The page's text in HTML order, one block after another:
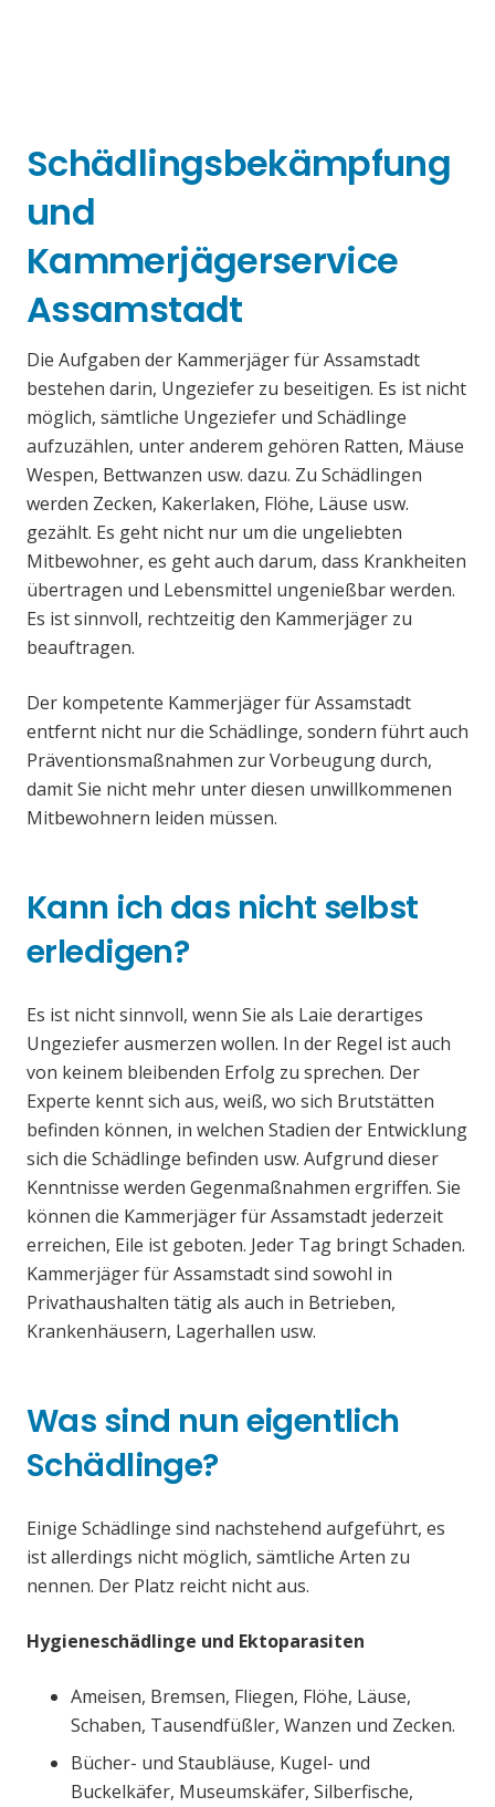
Schädlingsbekämpfung
und
Kammerjägerservice
Assamstadt
Die Aufgaben der Kammerjäger für Assamstadt
bestehen darin, Ungeziefer zu beseitigen. Es ist nicht
möglich, sämtliche Ungeziefer und Schädlinge
aufzuzählen, unter anderem gehören Ratten, Mäuse
Wespen, Bettwanzen usw. dazu. Zu Schädlingen
werden Zecken, Kakerlaken, Flöhe, Läuse usw.
gezählt. Es geht nicht nur um die ungeliebten
Mitbewohner, es geht auch darum, dass Krankheiten
übertragen und Lebensmittel ungenießbar werden.
Es ist sinnvoll, rechtzeitig den Kammerjäger zu
beauftragen.
Der kompetente Kammerjäger für Assamstadt
entfernt nicht nur die Schädlinge, sondern führt auch
Präventionsmaßnahmen zur Vorbeugung durch,
damit Sie nicht mehr unter diesen unwillkommenen
Mitbewohnern leiden müssen.
Kann ich das nicht selbst
erledigen?
Es ist nicht sinnvoll, wenn Sie als Laie derartiges
Ungeziefer ausmerzen wollen. In der Regel ist auch
von keinem bleibenden Erfolg zu sprechen. Der
Experte kennt sich aus, weiß, wo sich Brutstätten
befinden können, in welchen Stadien der Entwicklung
sich die Schädlinge befinden usw. Aufgrund dieser
Kenntnisse werden Gegenmaßnahmen ergriffen. Sie
können die Kammerjäger für Assamstadt jederzeit
erreichen, Eile ist geboten. Jeder Tag bringt Schaden.
Kammerjäger für Assamstadt sind sowohl in
Privathaushalten tätig als auch in Betrieben,
Krankenhäusern, Lagerhallen usw.
Was sind nun eigentlich
Schädlinge?
Einige Schädlinge sind nachstehend aufgeführt, es
ist allerdings nicht möglich, sämtliche Arten zu
nennen. Der Platz reicht nicht aus.
Hygieneschädlinge und Ektoparasiten
Ameisen, Bremsen, Fliegen, Flöhe, Läuse,
Schaben, Tausendfüßler, Wanzen und Zecken.
Bücher- und Staubläuse, Kugel- und
Buckelkäfer, Museumskäfer, Silberfische,